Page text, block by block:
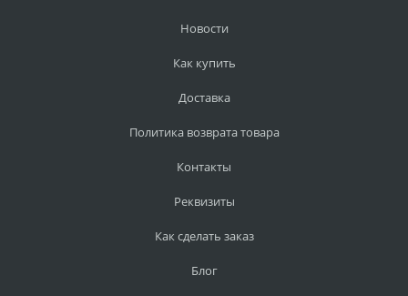
Новости
Как купить
Доставка
Политика возврата товара
Контакты
Реквизиты
Как сделать заказ
Блог